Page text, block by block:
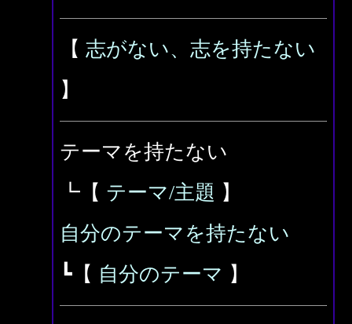
【 志がない、志を持たない
】
テーマを持たない
┗【 テーマ/主題 】
自分のテーマを持たない
┗【 自分のテーマ 】